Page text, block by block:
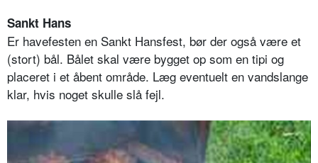
Sankt Hans
Er havefesten en Sankt Hansfest, bør der også være et
(stort) bål. Bålet skal være bygget op som en tipi og
placeret i et åbent område. Læg eventuelt en vandslange
klar, hvis noget skulle slå fejl.